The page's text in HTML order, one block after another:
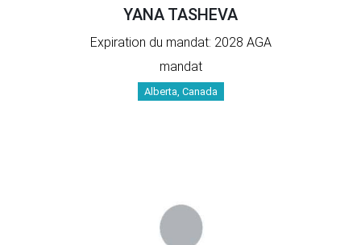
YANA TASHEVA
Expiration du mandat: 2028 AGA
mandat
Alberta, Canada